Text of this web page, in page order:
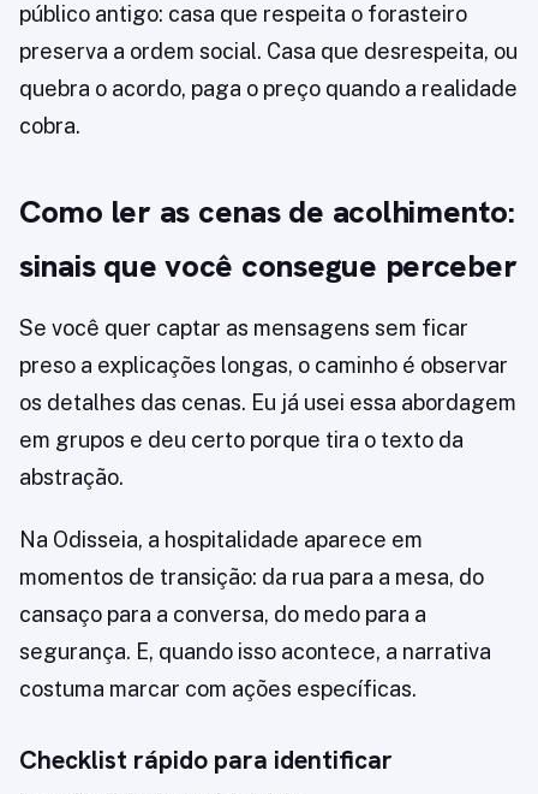
público antigo: casa que respeita o forasteiro
preserva a ordem social. Casa que desrespeita, ou
quebra o acordo, paga o preço quando a realidade
cobra.
Como ler as cenas de acolhimento:
sinais que você consegue perceber
Se você quer captar as mensagens sem ficar
preso a explicações longas, o caminho é observar
os detalhes das cenas. Eu já usei essa abordagem
em grupos e deu certo porque tira o texto da
abstração.
Na Odisseia, a hospitalidade aparece em
momentos de transição: da rua para a mesa, do
cansaço para a conversa, do medo para a
segurança. E, quando isso acontece, a narrativa
costuma marcar com ações específicas.
Checklist rápido para identificar